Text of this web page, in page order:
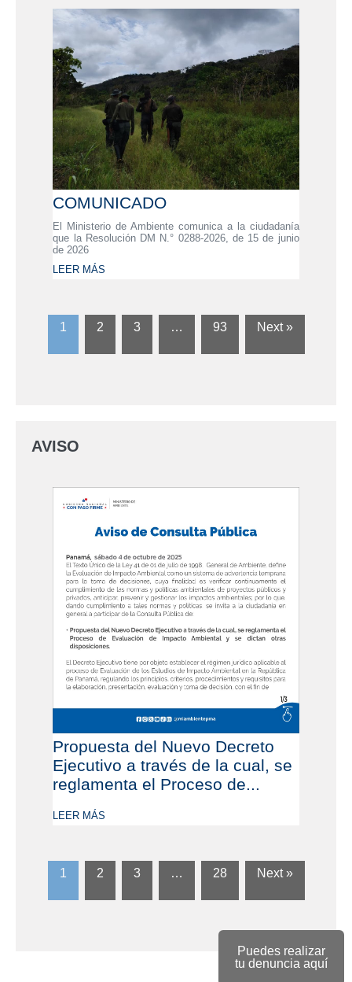
Puedes realizar
tu denuncia aquí
COMUNICADO
El Ministerio de Ambiente comunica a la ciudadanía
que la Resolución DM N.° 0288-2026, de 15 de junio
de 2026
LEER MÁS
1 2 3 … 93 Next »
AVISO
Propuesta del Nuevo Decreto
Ejecutivo a través de la cual, se
reglamenta el Proceso de...
LEER MÁS
1 2 3 … 28 Next »